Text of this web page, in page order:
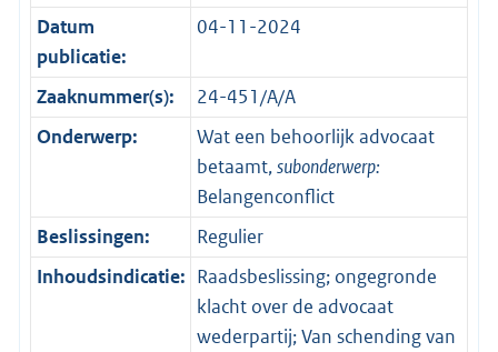
Datum
publicatie:
04-11-2024
Zaaknummer(s):
24-451/A/A
Onderwerp:
Wat een behoorlijk advocaat
betaamt,subonderwerp:
Belangenconflict
Beslissingen:
Regulier
Inhoudsindicatie: Raadsbeslissing; ongegronde
klacht over de advocaat
wederpartij; Van schending van